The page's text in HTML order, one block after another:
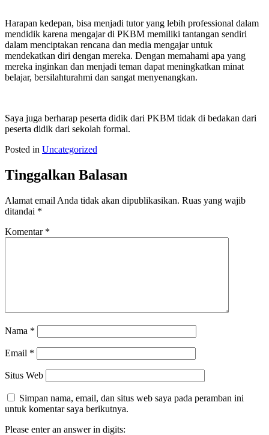
Harapan kedepan, bisa menjadi tutor yang lebih professional dalam
mendidik karena mengajar di PKBM memiliki tantangan sendiri
dalam menciptakan rencana dan media mengajar untuk
mendekatkan diri dengan mereka. Dengan memahami apa yang
mereka inginkan dan menjadi teman dapat meningkatkan minat
belajar, bersilahturahmi dan sangat menyenangkan.
Saya juga berharap peserta didik dari PKBM tidak di bedakan dari
peserta didik dari sekolah formal.
Posted in Uncategorized
Tinggalkan Balasan
Alamat email Anda tidak akan dipublikasikan. Ruas yang wajib
ditandai *
Komentar *
Nama *
Email *
Situs Web
Simpan nama, email, dan situs web saya pada peramban ini
untuk komentar saya berikutnya.
Please enter an answer in digits: